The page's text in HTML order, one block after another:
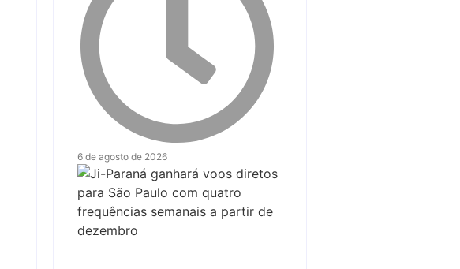
6 de agosto de 2026